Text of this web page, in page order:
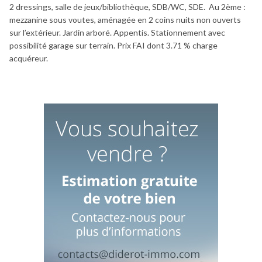
2 dressings, salle de jeux/bibliothèque, SDB/WC, SDE. Au 2ème :
mezzanine sous voutes, aménagée en 2 coins nuits non ouverts
sur l’extérieur. Jardin arboré. Appentis. Stationnement avec
possibilité garage sur terrain. Prix FAI dont 3.71 % charge
acquéreur.